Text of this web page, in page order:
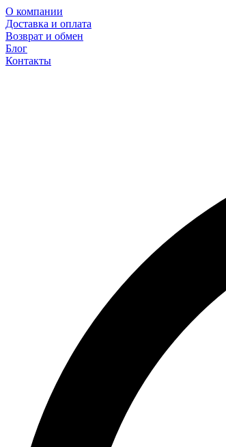
О компании
Доставка и оплата
Возврат и обмен
Блог
Контакты